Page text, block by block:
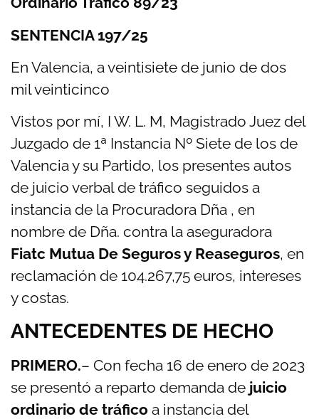
SENTENCIA 197/25
En Valencia, a veintisiete de junio de dos
mil veinticinco
Vistos por mí, I W. L. M, Magistrado Juez del
Juzgado de 1ª Instancia Nº Siete de los de
Valencia y su Partido, los presentes autos
de juicio verbal de tráfico seguidos a
instancia de la Procuradora Dña , en
nombre de Dña. contra la aseguradora
Fiatc Mutua De Seguros y Reaseguros, en
reclamación de 104.267,75 euros, intereses
y costas.
ANTECEDENTES DE HECHO
PRIMERO.– Con fecha 16 de enero de 2023
se presentó a reparto demanda de juicio
ordinario de tráfico a instancia del